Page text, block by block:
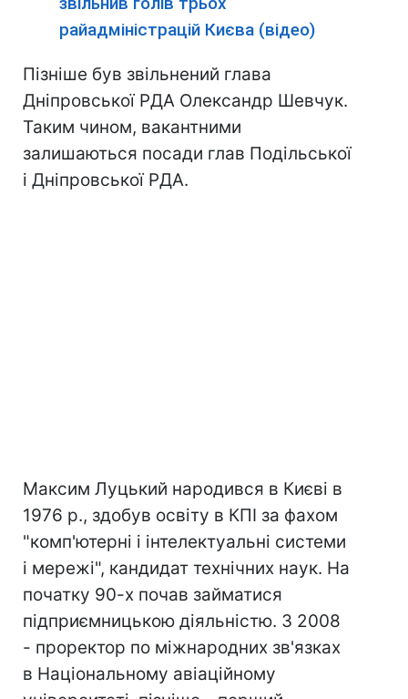
райадміністрацій Києва (відео)
Пізніше був звільнений глава
Дніпровської РДА Олександр Шевчук.
Таким чином, вакантними
залишаються посади глав Подільської
і Дніпровської РДА.
Максим Луцький народився в Києві в
1976 р., здобув освіту в КПІ за фахом
"комп'ютерні і інтелектуальні системи
і мережі", кандидат технічних наук. На
початку 90-х почав займатися
підприємницькою діяльністю. З 2008
- проректор по міжнародних зв'язках
в Національному авіаційному